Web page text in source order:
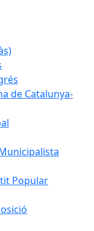
de Catalunya-
Popular